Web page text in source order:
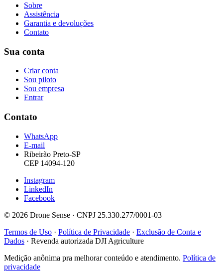
Sobre
Assistência
Garantia e devoluções
Contato
Sua conta
Criar conta
Sou piloto
Sou empresa
Entrar
Contato
WhatsApp
E-mail
Ribeirão Preto-SP
CEP 14094-120
Instagram
LinkedIn
Facebook
© 2026 Drone Sense · CNPJ 25.330.277/0001-03
Termos de Uso · Política de Privacidade · Exclusão de Conta e
Dados · Revenda autorizada DJI Agriculture
Medição anônima pra melhorar conteúdo e atendimento. Política de
privacidade